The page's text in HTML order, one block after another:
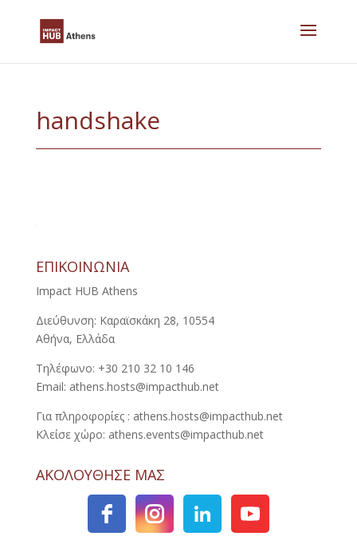
handshake
ΕΠΙΚΟΙΝΩΝΙΑ
Impact HUB Athens
Διεύθυνση: Καραϊσκάκη 28, 10554
Αθήνα, Ελλάδα
Τηλέφωνο: +30 210 32 10 146
Email: athens.hosts@impacthub.net
Για πληροφορίες : athens.hosts@impacthub.net
Κλείσε χώρο: athens.events@impacthub.net
ΑΚΟΛΟΥΘΗΣΕ ΜΑΣ